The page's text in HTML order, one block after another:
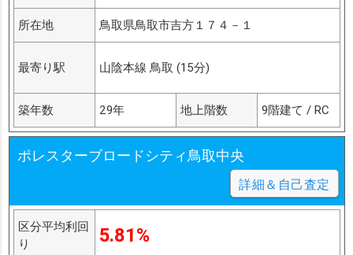
所在地 鳥取県鳥取市吉方１７４－１
最寄り駅 山陰本線 鳥取 (15分)
築年数 29年 地上階数 9階建て / RC
ポレスターブロードシティ鳥取中央
詳細＆自己査定
区分平均利回
り
5.81%